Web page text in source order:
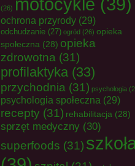
(26)
ochrona przyrody (29)
odchudzanie (27) ogród (26) opieka
społeczna (28) opieka
zdrowotna (31)
profilaktyka (33)
przychodnia (31) psychologia
psychologia społeczna (29)
recepty (31) rehabilitacja (28)
sprzęt medyczny (30)
superfoods (31)